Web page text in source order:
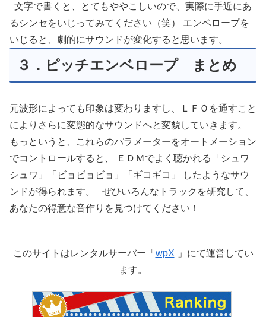
文字で書くと、とてもややこしいので、実際に手近にあ
るシンセをいじってみてください（笑） エンベロープを
いじると、劇的にサウンドが変化すると思います。
３．ピッチエンベロープ まとめ
元波形によっても印象は変わりますし、ＬＦＯを通すこと
によりさらに変態的なサウンドへと変貌していきます。
もっというと、これらのパラメーターをオートメーション
でコントロールすると、 ＥＤＭでよく聴かれる「シュワ
シュワ」「ビョビョビョ」「ギコギコ」 したようなサウ
ンドが得られます。 ぜひいろんなトラックを研究して、
あなたの得意な音作りを見つけてください！
このサイトはレンタルサーバー「 wpX
」にて運営してい
ます。